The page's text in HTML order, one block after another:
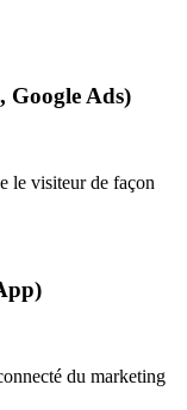
Google Ads)
le visiteur de façon
du marketing